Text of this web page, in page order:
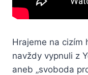
Hrajeme na cizím
navždy vypnuli z
aneb „svoboda